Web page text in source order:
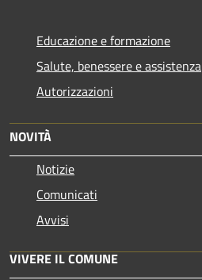
Educazione e formazione
Salute, benessere e assistenza
Autorizzazioni
NOVITÀ
Notizie
Comunicati
Avvisi
VIVERE IL COMUNE